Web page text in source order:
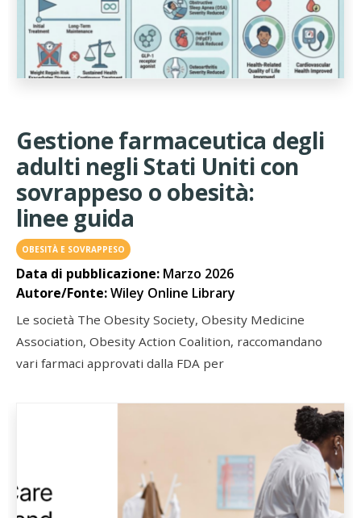
Gestione farmaceutica degli
adulti negli Stati Uniti con
sovrappeso o obesità:
linee guida
OBESITÀ E SOVRAPPESO
Data di pubblicazione: Marzo 2026
Autore/Fonte:Wiley Online Library
Le società The Obesity Society, Obesity Medicine
Association, Obesity Action Coalition, raccomandano
vari farmaci approvati dalla FDA per